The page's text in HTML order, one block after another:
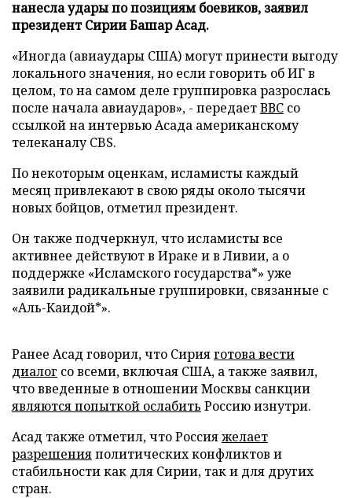
нанесла удары по позициям боевиков, заявил
президент Сирии Башар Асад.
«Иногда (авиаудары США) могут принести выгоду
локального значения, но если говорить об ИГ в
целом, то на самом деле группировка разрослась
после начала авиаударов», - передаетВВС со
ссылкой на интервью Асада американскому
телеканалу CBS.
По некоторым оценкам, исламисты каждый
месяц привлекают в свою ряды около тысячи
новых бойцов, отметил президент.
Он также подчеркнул, что исламисты все
активнее действуют в Ираке и в Ливии, а о
поддержке «Исламского государства*» уже
заявили радикальные группировки, связанные с
«Аль-Каидой*».
Ранее Асад говорил, что Сирияготова вести
диалог со всеми, включая США, а также заявил,
что введенные в отношении Москвы санкции
являются попыткой ослабить Россию изнутри.
Асад также отметил, что Россияжелает
разрешенияполитических конфликтов и
стабильности как для Сирии, так и для других
стран.